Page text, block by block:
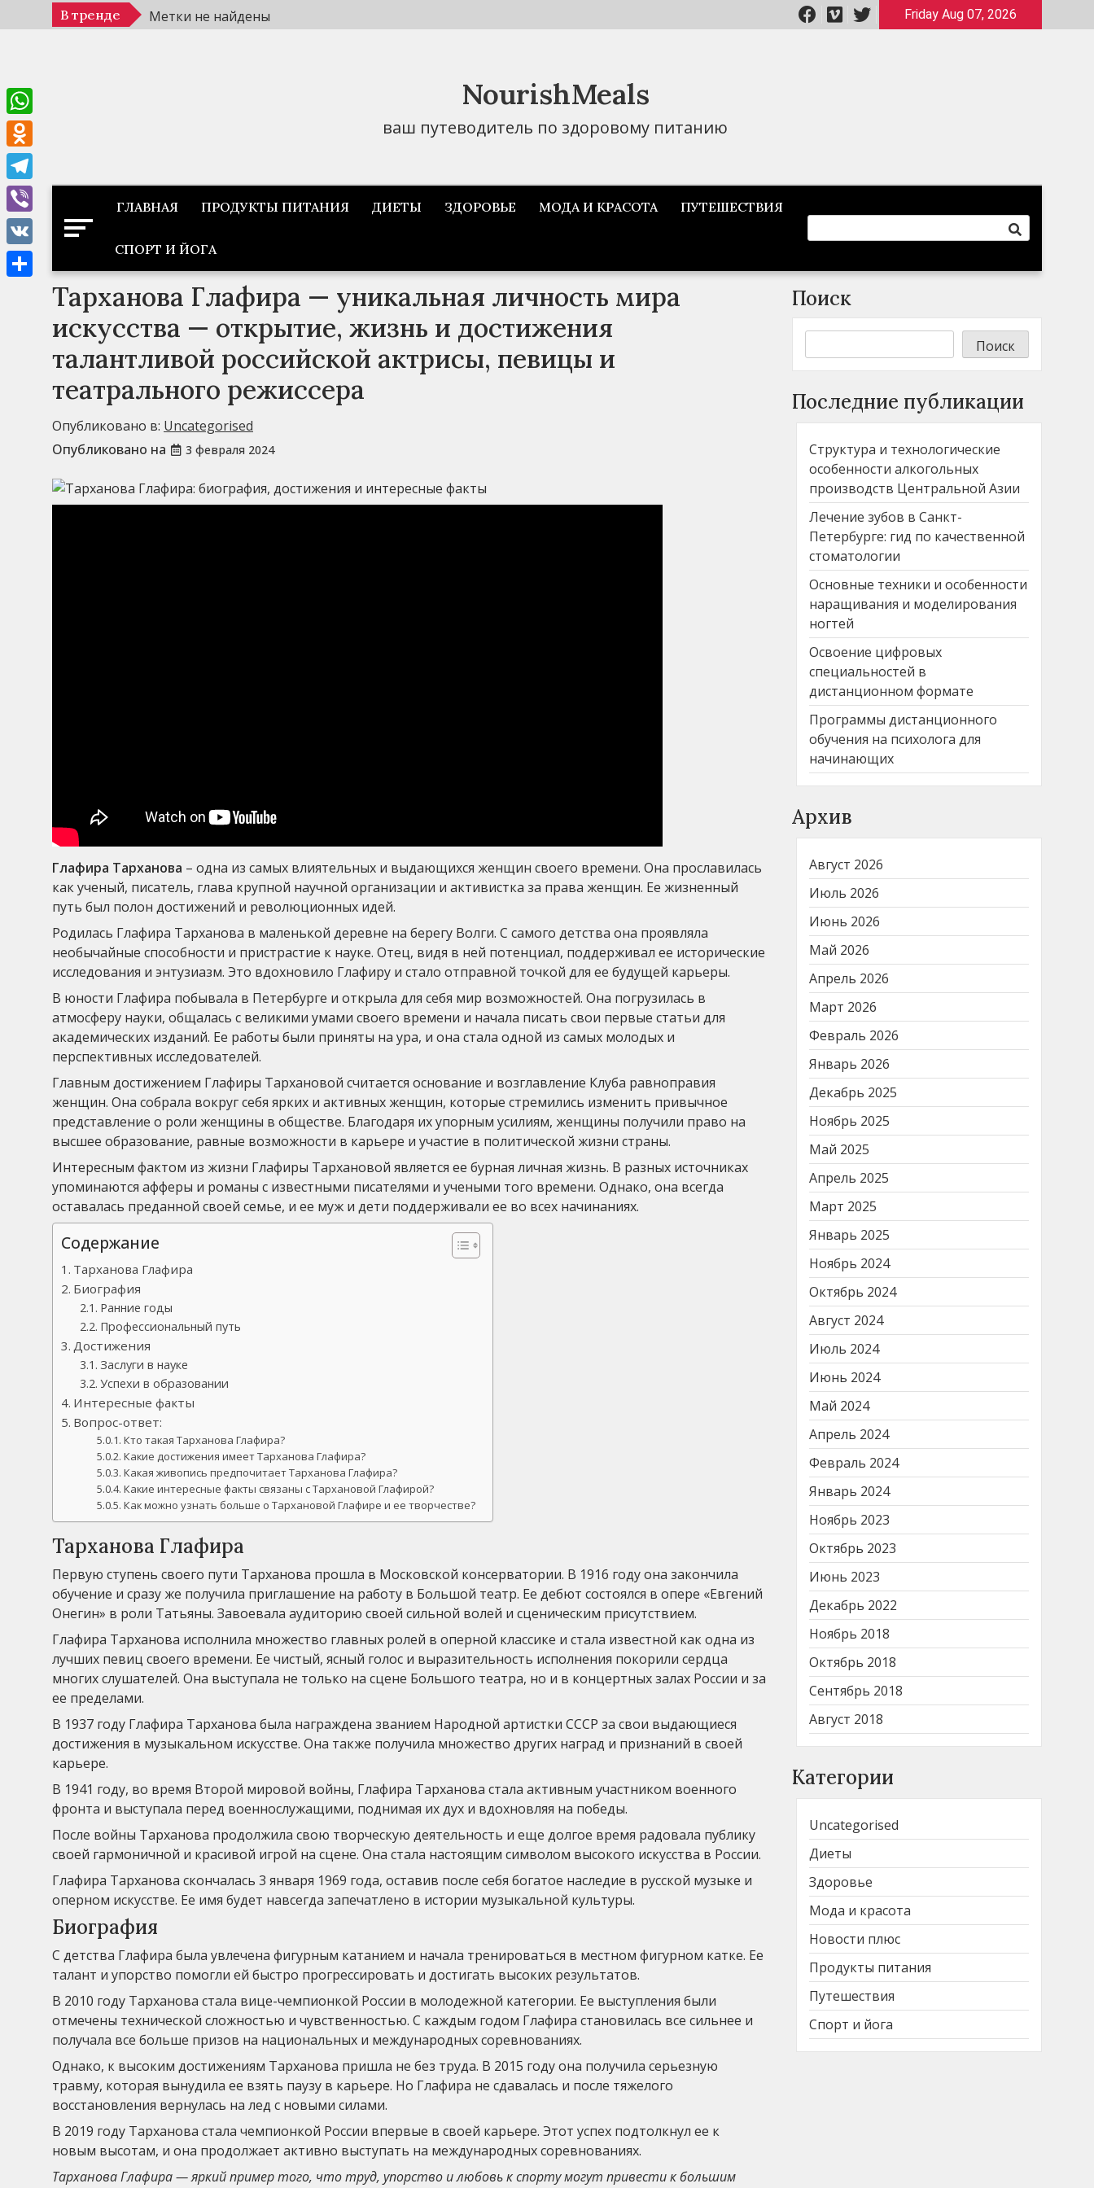
к
В тренде Метки не найдены Friday Aug 07, 2026
NourishMeals
ваш путеводитель по здоровому питанию
ГЛАВНАЯ ПРОДУКТЫ ПИТАНИЯ ДИЕТЫ ЗДОРОВЬЕ МОДА И КРАСОТА ПУТЕШЕСТВИЯ
СПОРТ И ЙОГА
Тарханова Глафира — уникальная личность мира
искусства — открытие, жизнь и достижения
талантливой российской актрисы, певицы и
театрального режиссера
Опубликовано в: Uncategorised
Опубликовано на
3 февраля 2024
Глафира Тарханова – одна из самых влиятельных и выдающихся женщин своего времени. Она прославилась
как ученый, писатель, глава крупной научной организации и активистка за права женщин. Ее жизненный
путь был полон достижений и революционных идей.
Родилась Глафира Тарханова в маленькой деревне на берегу Волги. С самого детства она проявляла
необычайные способности и пристрастие к науке. Отец, видя в ней потенциал, поддерживал ее исторические
исследования и энтузиазм. Это вдохновило Глафиру и стало отправной точкой для ее будущей карьеры.
В юности Глафира побывала в Петербурге и открыла для себя мир возможностей. Она погрузилась в
атмосферу науки, общалась с великими умами своего времени и начала писать свои первые статьи для
академических изданий. Ее работы были приняты на ура, и она стала одной из самых молодых и
перспективных исследователей.
Главным достижением Глафиры Тархановой считается основание и возглавление Клуба равноправия
женщин. Она собрала вокруг себя ярких и активных женщин, которые стремились изменить привычное
представление о роли женщины в обществе. Благодаря их упорным усилиям, женщины получили право на
высшее образование, равные возможности в карьере и участие в политической жизни страны.
Интересным фактом из жизни Глафиры Тархановой является ее бурная личная жизнь. В разных источниках
упоминаются афферы и романы с известными писателями и учеными того времени. Однако, она всегда
оставалась преданной своей семье, и ее муж и дети поддерживали ее во всех начинаниях.
Содержание
Тарханова Глафира
Биография
Ранние годы
Профессиональный путь
Достижения
Заслуги в науке
Успехи в образовании
Интересные факты
Вопрос-ответ:
Кто такая Тарханова Глафира?
Какие достижения имеет Тарханова Глафира?
Какая живопись предпочитает Тарханова Глафира?
Какие интересные факты связаны с Тархановой Глафирой?
Как можно узнать больше о Тархановой Глафире и ее творчестве?
Тарханова Глафира
Первую ступень своего пути Тарханова прошла в Московской консерватории. В 1916 году она закончила
обучение и сразу же получила приглашение на работу в Большой театр. Ее дебют состоялся в опере «Евгений
Онегин» в роли Татьяны. Завоевала аудиторию своей сильной волей и сценическим присутствием.
Глафира Тарханова исполнила множество главных ролей в оперной классике и стала известной как одна из
лучших певиц своего времени. Ее чистый, ясный голос и выразительность исполнения покорили сердца
многих слушателей. Она выступала не только на сцене Большого театра, но и в концертных залах России и за
ее пределами.
В 1937 году Глафира Тарханова была награждена званием Народной артистки СССР за свои выдающиеся
достижения в музыкальном искусстве. Она также получила множество других наград и признаний в своей
карьере.
В 1941 году, во время Второй мировой войны, Глафира Тарханова стала активным участником военного
фронта и выступала перед военнослужащими, поднимая их дух и вдохновляя на победы.
После войны Тарханова продолжила свою творческую деятельность и еще долгое время радовала публику
своей гармоничной и красивой игрой на сцене. Она стала настоящим символом высокого искусства в России.
Глафира Тарханова скончалась 3 января 1969 года, оставив после себя богатое наследие в русской музыке и
оперном искусстве. Ее имя будет навсегда запечатлено в истории музыкальной культуры.
Биография
С детства Глафира была увлечена фигурным катанием и начала тренироваться в местном фигурном катке. Ее
талант и упорство помогли ей быстро прогрессировать и достигать высоких результатов.
В 2010 году Тарханова стала вице-чемпионкой России в молодежной категории. Ее выступления были
отмечены технической сложностью и чувственностью. С каждым годом Глафира становилась все сильнее и
получала все больше призов на национальных и международных соревнованиях.
Однако, к высоким достижениям Тарханова пришла не без труда. В 2015 году она получила серьезную
травму, которая вынудила ее взять паузу в карьере. Но Глафира не сдавалась и после тяжелого
восстановления вернулась на лед с новыми силами.
В 2019 году Тарханова стала чемпионкой России впервые в своей карьере. Этот успех подтолкнул ее к
новым высотам, и она продолжает активно выступать на международных соревнованиях.
Тарханова Глафира — яркий пример того, что труд, упорство и любовь к спорту могут привести к большим
Поиск
Поиск
Последние публикации
Структура и технологические
особенности алкогольных
производств Центральной Азии
Лечение зубов в Санкт-
Петербурге: гид по качественной
стоматологии
Основные техники и особенности
наращивания и моделирования
ногтей
Освоение цифровых
специальностей в
дистанционном формате
Программы дистанционного
обучения на психолога для
начинающих
Архив
Август 2026
Июль 2026
Июнь 2026
Май 2026
Апрель 2026
Март 2026
Февраль 2026
Январь 2026
Декабрь 2025
Ноябрь 2025
Май 2025
Апрель 2025
Март 2025
Январь 2025
Ноябрь 2024
Октябрь 2024
Август 2024
Июль 2024
Июнь 2024
Май 2024
Апрель 2024
Февраль 2024
Январь 2024
Ноябрь 2023
Октябрь 2023
Июнь 2023
Декабрь 2022
Ноябрь 2018
Октябрь 2018
Сентябрь 2018
Август 2018
Категории
Uncategorised
Диеты
Здоровье
Мода и красота
Новости плюс
Продукты питания
Путешествия
Спорт и йога
WhatsApp
Odnoklassniki
Telegram
Viber
VK
Отправить